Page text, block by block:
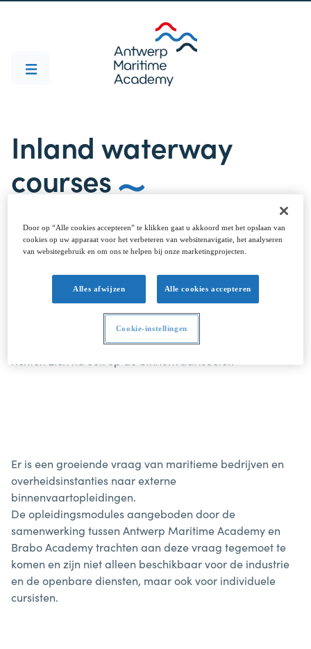
Inland waterway
courses
INLAND WATERWAY COURSES
De Antwerp Maritime Academy is een divers centrum
van maritieme kennis. De uitrusting en knowhow worden
niet langer alleen gebruikt voor de zeevaart, maar
Er is een groeiende vraag van maritieme bedrijven en
overheidsinstanties naar externe
binnenvaartopleidingen.
De opleidingsmodules aangeboden door de
samenwerking tussen Antwerp Maritime Academy en
Brabo Academy trachten aan deze vraag tegemoet te
komen en zijn niet alleen beschikbaar voor de industrie
en de openbare diensten, maar ook voor individuele
cursisten.
Door op “Alle cookies accepteren” te klikken gaat u akkoord met het opslaan van
cookies op uw apparaat voor het verbeteren van websitenavigatie, het analyseren
van websitegebruik en om ons te helpen bij onze marketingprojecten.
Alles afwijzen Alle cookies accepteren
Cookie-instellingen